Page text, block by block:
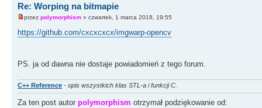
Re: Worping na bitmapie
przez polymorphism » czwartek, 1 marca 2018, 19:55
https://github.com/cxcxcxcx/imgwarp-opencv
PS. ja od dawna nie dostaje powiadomień z tego forum.
C++ Reference - opis wszystkich klas STL-a i funkcji C.
Za ten post autor polymorphism otrzymał podziękowanie od: